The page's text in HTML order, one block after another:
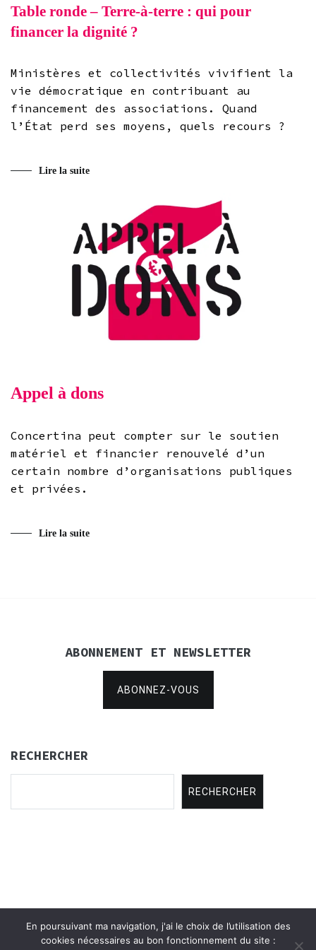
Table ronde – Terre-à-terre : qui pour
financer la dignité ?
Ministères et collectivités vivifient la
vie démocratique en contribuant au
financement des associations. Quand
l’État perd ses moyens, quels recours ?
Lire la suite
Appel à dons
Concertina peut compter sur le soutien
matériel et financier renouvelé d’un
certain nombre d’organisations publiques
et privées.
Lire la suite
ABONNEMENT ET NEWSLETTER
ABONNEZ-VOUS
RECHERCHER
RECHERCHER
Copyright © 2021 Concertina Rencontres .
En poursuivant ma navigation, j'ai le choix de l’utilisation des
cookies nécessaires au bon fonctionnement du site :